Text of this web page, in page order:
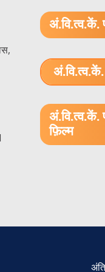
अं.वि.त्व.कें.
अं.वि.त्व.कें.
फ़िल्म